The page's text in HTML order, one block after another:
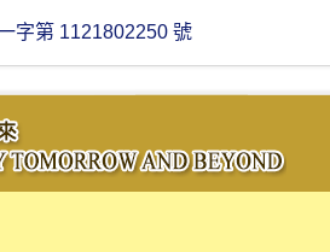
字第 1121802250 號